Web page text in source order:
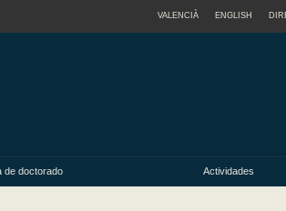
VALENCIÀ ENGLISH
de doctorado Actividades